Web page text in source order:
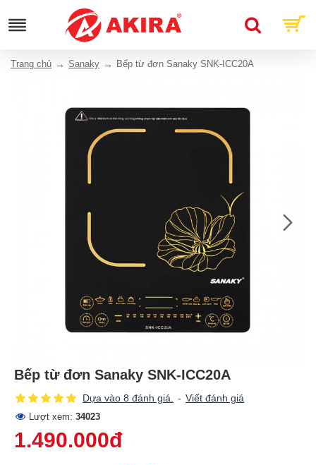
Trang chủ Sanaky Bếp từ đơn Sanaky SNK-ICC20A
Bếp từ đơn Sanaky SNK-ICC20A
Dựa vào 8 đánh giá. - Viết đánh giá
Lượt xem: 34023
1.490.000đ